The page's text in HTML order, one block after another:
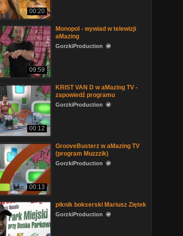
00:20
09:59
Monopol - wywiad w telewizji
aMazing
GorzkiProduction
00:12
KRIST VAN D w aMazing TV -
zapowiedź programu
GorzkiProduction
00:13
GrooveBusterz w aMazing TV
(program Muzzzik)
GorzkiProduction
piknik bokserski Mariusz Ziętek
GorzkiProduction